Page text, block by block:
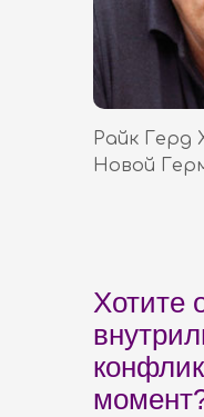
Райк Герд
Новой
Хотите